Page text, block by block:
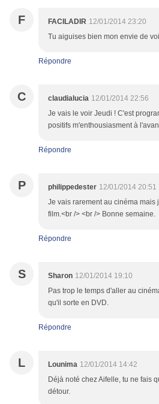
F FACILADIR 12/01/2014 23:20
Tu aiguises bien mon envie de
Répondre
C claudialucia 12/01/2014 22:56
Je vais le voir Jeudi ! C'est
positifs m'enthousiasment à
Répondre
P philippedester 12/01/2014 20:51
Je vais rarement au cinéma mais
film.<br /> <br /> Bonne semaine.
Répondre
S Sharon 12/01/2014 19:10
Pas trop le temps d'aller au
qu'il sorte en DVD.
Répondre
L Lounima 12/01/2014 14:42
Déjà noté chez Aifelle, tu ne fais
détour.